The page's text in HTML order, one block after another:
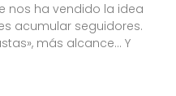
nos ha vendido la idea
acumular seguidores.
más alcance… Y